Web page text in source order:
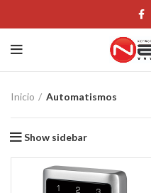
Inicio Automatismos
Show sidebar